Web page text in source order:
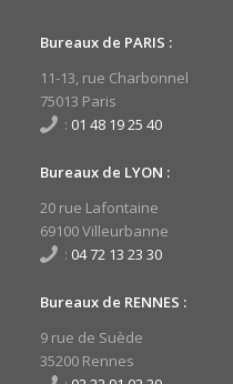
Bureaux de PARIS :
11-13, rue Charbonnel
75013 Paris
: 01 48 19 25 40
Bureaux de LYON :
20 rue Lafontaine
69100 Villeurbanne
: 04 72 13 23 30
Bureaux de RENNES :
9 rue de Suède
35200 Rennes